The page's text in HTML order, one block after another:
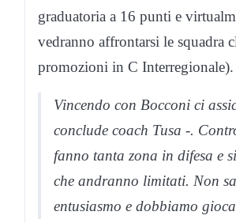
graduatoria a 16 punti e
vedranno affrontarsi le squadra
promozioni in C Interregionale).
Vincendo con Bocconi ci
conclude coach Tusa -.
fanno tanta zona in difesa e
che andranno limitati. Non
entusiasmo e dobbiamo